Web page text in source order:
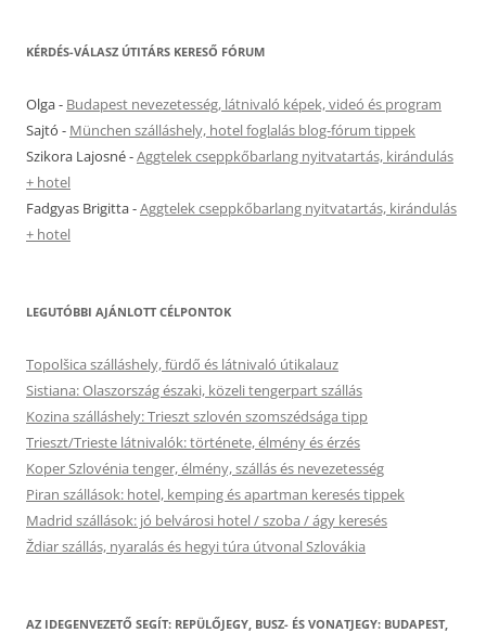
KÉRDÉS-VÁLASZ ÚTITÁRS KERESŐ FÓRUM
Olga- Budapest nevezetesség, látnivaló képek, videó és program
Sajtó - München szálláshely, hotel foglalás blog-fórum tippek
Szikora Lajosné-Aggtelek cseppkőbarlang nyitvatartás, kirándulás
+ hotel
Fadgyas Brigitta-Aggtelek cseppkőbarlang nyitvatartás, kirándulás
+ hotel
LEGUTÓBBI AJÁNLOTT CÉLPONTOK
Topolšica szálláshely, fürdő és látnivaló útikalauz
Sistiana: Olaszország északi, közeli tengerpart szállás
Kozina szálláshely: Trieszt szlovén szomszédsága tipp
Trieszt/Trieste látnivalók: története, élmény és érzés
Koper Szlovénia tenger, élmény, szállás és nevezetesség
Piran szállások: hotel, kemping és apartman keresés tippek
Madrid szállások: jó belvárosi hotel / szoba / ágy keresés
Ždiar szállás, nyaralás és hegyi túra útvonal Szlovákia
AZ IDEGENVEZETŐ SEGÍT: REPÜLŐJEGY, BUSZ- ÉS VONATJEGY: BUDAPEST,